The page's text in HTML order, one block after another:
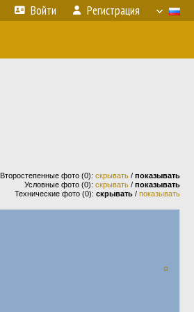
Войти Регистрация
Второстепенные фото (0): скрывать / показывать
Условные фото (0): скрывать / показывать
Технические фото (0): скрывать / показывать
¤